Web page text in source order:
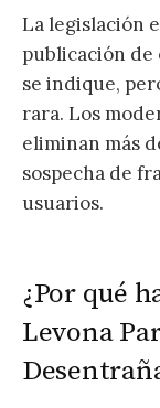
La legislación
publicación de
se indique,
rara. Los
eliminan más
sospecha de
usuarios.
¿Por qué
Levona